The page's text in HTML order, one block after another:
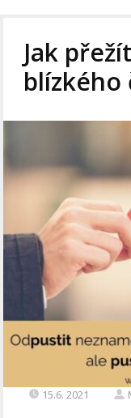
Jak
blízkého
15.6. 2021